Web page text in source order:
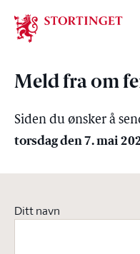
Stortinget.no
Meld fra om
Siden du ønsker å
torsdag den 7. mai
Ditt navn